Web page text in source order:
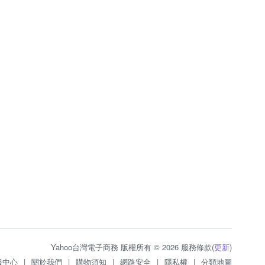
Yahoo台灣電子商務 版權所有 © 2026 服務條款(更新)
中心 | 關於我們 | 購物須知 | 網路安全 | 隱私權 | 分類地圖